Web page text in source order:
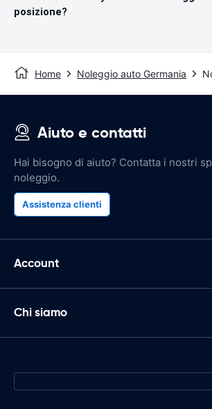
posizione?
Home Noleggio auto Germania
Aiuto e contatti
Hai bisogno di aiuto? Contatta i nostri
noleggio.
Assistenza clienti
Account
Chi siamo